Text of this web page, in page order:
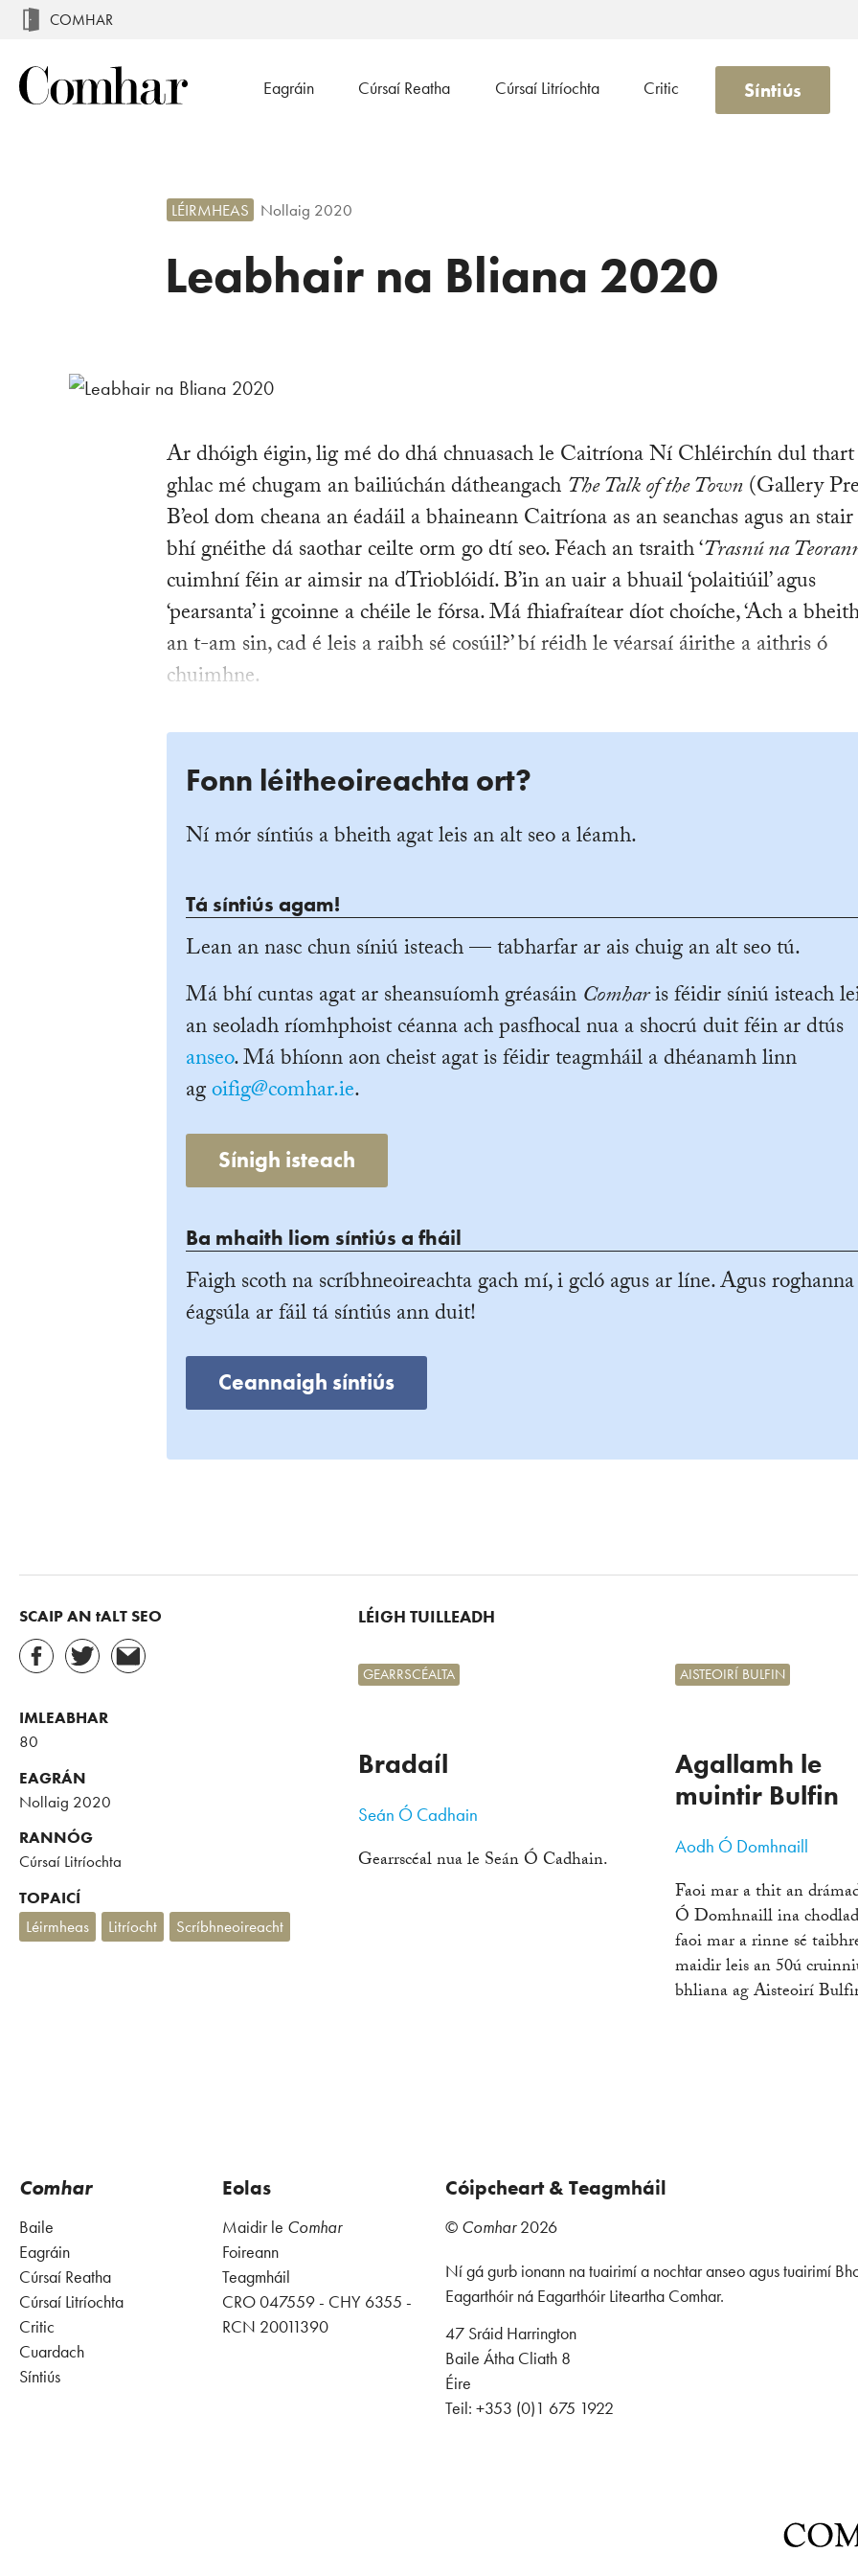
COMHAR
Eagráin Cúrsaí Reatha Cúrsaí Litríochta Critic Síntiús
Leabhair na Bliana 2020
LÉIRMHEAS Nollaig 2020
Ar dhóigh éigin, lig mé do dhá chnuasach le Caitríona Ní Chléirchín dul
ghlac mé chugam an bailiúchán dátheangach The Talk of the Town(Gallery
B’eol dom cheana an éadáil a bhaineann Caitríona as an seanchas agus an
bhí gnéithe dá saothar ceilte orm go dtí seo. Féach an tsraith ‘Trasnú na
cuimhní féin ar aimsir na dTrioblóidí. B’in an uair a bhuail ‘polaitiúil’ agus
‘pearsanta’ i gcoinne a chéile le fórsa. Má fhiafraítear díot choíche, ‘Ach a
an t-am sin, cad é leis a raibh sé cosúil?’ bí réidh le véarsaí áirithe a aithris ó
chuimhne.
Fonn léitheoireachta ort?
Ní mór síntiús a bheith agat leis an alt seo a léamh.
Tá síntiús agam!
Lean an nasc chun síniú isteach — tabharfar ar ais chuig an alt seo tú.
Má bhí cuntas agat ar sheansuíomh gréasáin Comharis féidir síniú isteach
an seoladh ríomhphoist céanna ach pasfhocal nua a shocrú duit féin ar dtús
anseo. Má bhíonn aon cheist agat is féidir teagmháil a dhéanamh linn
agoifig@comhar.ie.
Sínigh isteach
Ba mhaith liom síntiús a fháil
Faigh scoth na scríbhneoireachta gach mí, i gcló agus ar líne. Agus roghanna
éagsúla ar fáil tá síntiús ann duit!
Ceannaigh síntiús
SCAIP AN tALT SEO
IMLEABHAR
80
EAGRÁN
Nollaig 2020
RANNÓG
Cúrsaí Litríochta
TOPAICÍ
Léirmheas
Litríocht Scríbhneoireacht
LÉIGH TUILLEADH
Bradaíl
GEARRSCÉALTA
Seán Ó Cadhain
Gearrscéal nua le Seán Ó Cadhain.
Agallamh le
muintir Bulfin
AISTEOIRÍ BULFIN
Aodh Ó Domhnaill
Faoi mar a thit an
Ó Domhnaill ina
faoi mar a rinne sé
maidir leis an 50ú
bhliana ag Aisteoirí
Comhar
Baile
Eagráin
Cúrsaí Reatha
Cúrsaí Litríochta
Critic
Cuardach
Síntiús
Eolas
Maidir le Comhar
Foireann
Teagmháil
CRO 047559 - CHY 6355 -
RCN 20011390
Cóipcheart & Teagmháil
© Comhar2026
Ní gá gurb ionann na tuairimí a nochtar anseo agus tuairimí
Eagarthóir ná Eagarthóir Liteartha Comhar.
47 Sráid Harrington
Baile Átha Cliath 8
Éire
Teil: +353 (0)1 675 1922